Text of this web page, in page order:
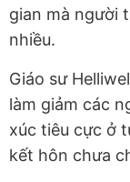
gian mà người
nhiều.
Giáo sư
làm giảm các
xúc tiêu cực ở
kết hôn chưa